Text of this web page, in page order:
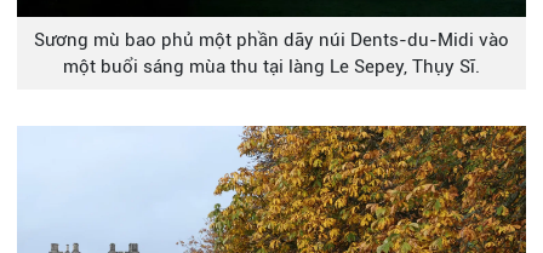
Sương mù bao phủ một phần dãy núi Dents-du-Midi vào
một buổi sáng mùa thu tại làng Le Sepey, Thụy Sĩ.